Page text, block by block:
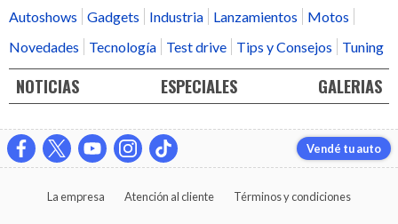
Autoshows
Gadgets Industria Lanzamientos
Motos
Novedades
Tecnología Test drive Tips y Consejos Tuning
NOTICIAS ESPECIALES GALERIAS
Vendé tu auto
La empresa Atención al cliente Términos y condiciones